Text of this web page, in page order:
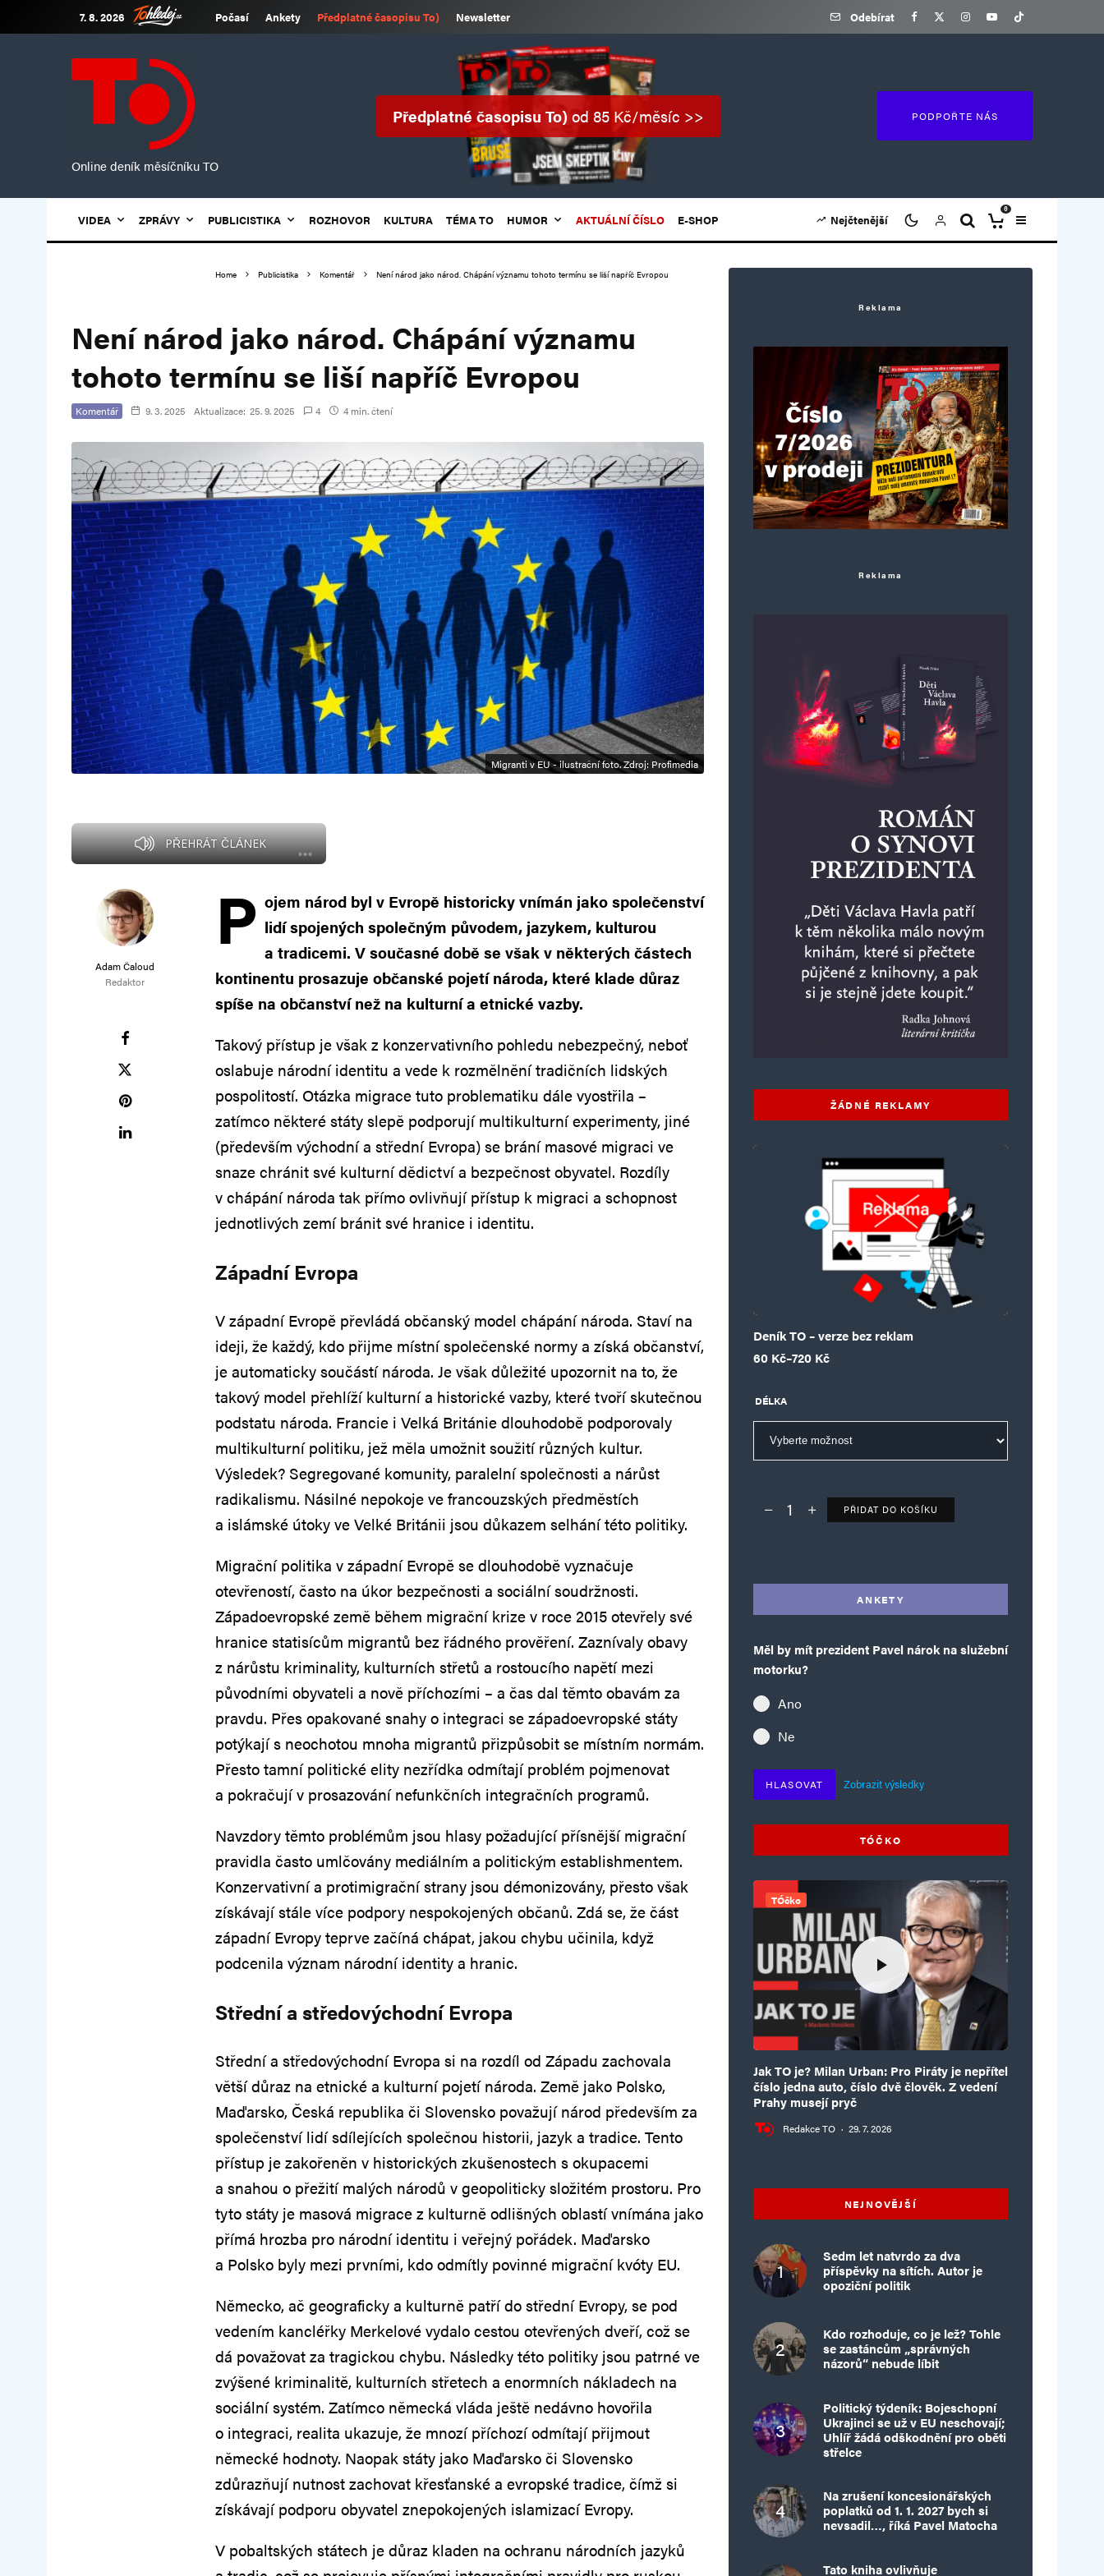
7. 8. 2026 Počasí Ankety Předplatné časopisu To) Newsletter Odebírat
Online deník měsíčníku TO
Předplatné časopisu To)od 85 Kč/měsíc >> PODPOŘTE NÁS
VIDEA ZPRÁVY PUBLICISTIKA ROZHOVOR KULTURA TÉMA TO HUMOR AKTUÁLNÍ ČÍSLO E-SHOP Nejčtenější
0
Home Publicistika Komentář Není národ jako národ. Chápání významu tohoto termínu se liší napříč Evropou
Není národ jako národ. Chápání významu
tohoto termínu se liší napříč Evropou
Komentář 9. 3. 2025 Aktualizace: 25. 9. 2025 4 4 min. čtení
Migranti v EU - ilustrační foto. Zdroj: Profimedia
PŘEHRÁT ČLÁNEK
Adam Čaloud
Redaktor
P ojem národ byl v Evropě historicky vnímán jako společenství
lidí spojených společným původem, jazykem, kulturou
a tradicemi. V současné době se však v některých částech
kontinentu prosazuje občanské pojetí národa, které klade důraz
spíše na občanství než na kulturní a etnické vazby.
Takový přístup je však z konzervativního pohledu nebezpečný, neboť
oslabuje národní identitu a vede k rozmělnění tradičních lidských
pospolitostí. Otázka migrace tuto problematiku dále vyostřila –
zatímco některé státy slepě podporují multikulturní experimenty, jiné
(především východní a střední Evropa) se brání masové migraci ve
snaze chránit své kulturní dědictví a bezpečnost obyvatel. Rozdíly
v chápání národa tak přímo ovlivňují přístup k migraci a schopnost
jednotlivých zemí bránit své hranice i identitu.
Západní Evropa
V západní Evropě převládá občanský model chápání národa. Staví na
ideji, že každý, kdo přijme místní společenské normy a získá občanství,
je automaticky součástí národa. Je však důležité upozornit na to, že
takový model přehlíží kulturní a historické vazby, které tvoří skutečnou
podstatu národa. Francie i Velká Británie dlouhodobě podporovaly
multikulturní politiku, jež měla umožnit soužití různých kultur.
Výsledek? Segregované komunity, paralelní společnosti a nárůst
radikalismu. Násilné nepokoje ve francouzských předměstích
a islámské útoky ve Velké Británii jsou důkazem selhání této politiky.
Migrační politika v západní Evropě se dlouhodobě vyznačuje
otevřeností, často na úkor bezpečnosti a sociální soudržnosti.
Západoevropské země během migrační krize v roce 2015 otevřely své
hranice statisícům migrantů bez řádného prověření. Zaznívaly obavy
z nárůstu kriminality, kulturních střetů a rostoucího napětí mezi
původními obyvateli a nově příchozími – a čas dal těmto obavám za
pravdu. Přes opakované snahy o integraci se západoevropské státy
potýkají s neochotou mnoha migrantů přizpůsobit se místním normám.
Přesto tamní politické elity nezřídka odmítají problém pojmenovat
a pokračují v prosazování nefunkčních integračních programů.
Navzdory těmto problémům jsou hlasy požadující přísnější migrační
pravidla často umlčovány mediálním a politickým establishmentem.
Konzervativní a protimigrační strany jsou démonizovány, přesto však
získávají stále více podpory nespokojených občanů. Zdá se, že část
západní Evropy teprve začíná chápat, jakou chybu učinila, když
podcenila význam národní identity a hranic.
Střední a středovýchodní Evropa
Střední a středovýchodní Evropa si na rozdíl od Západu zachovala
větší důraz na etnické a kulturní pojetí národa. Země jako Polsko,
Maďarsko, Česká republika či Slovensko považují národ především za
společenství lidí sdílejících společnou historii, jazyk a tradice. Tento
přístup je zakořeněn v historických zkušenostech s okupacemi
a snahou o přežití malých národů v geopoliticky složitém prostoru. Pro
tyto státy je masová migrace z kulturně odlišných oblastí vnímána jako
přímá hrozba pro národní identitu i veřejný pořádek. Maďarsko
a Polsko byly mezi prvními, kdo odmítly povinné migrační kvóty EU.
Německo, ač geograficky a kulturně patří do střední Evropy, se pod
vedením kancléřky Merkelové vydalo cestou otevřených dveří, což se
dá považovat za tragickou chybu. Následky této politiky jsou patrné ve
zvýšené kriminalitě, kulturních střetech a enormních nákladech na
sociální systém. Zatímco německá vláda ještě nedávno hovořila
o integraci, realita ukazuje, že mnozí příchozí odmítají přijmout
německé hodnoty. Naopak státy jako Maďarsko či Slovensko
zdůrazňují nutnost zachovat křesťanské a evropské tradice, čímž si
získávají podporu obyvatel znepokojených islamizací Evropy.
V pobaltských státech je důraz kladen na ochranu národních jazyků
Reklama
Reklama
ŽÁDNÉ REKLAMY
Deník TO – verze bez reklam
60 Kč–720 Kč
Rozpětí cen: 60 Kč až 720 Kč
DÉLKA
Deník TO – verze bez reklam množství
PŘIDAT DO KOŠÍKU
ANKETY
Měl by mít prezident Pavel nárok na služební
motorku?
Ano
Ne
HLASOVAT Zobrazit výsledky
TÓČKO
TÓčko
Jak TO je? Milan Urban: Pro Piráty je nepřítel
číslo jedna auto, číslo dvě člověk. Z vedení
Prahy musejí pryč
Redakce TO · 29. 7. 2026
NEJNOVĚJŠÍ
Sedm let natvrdo za dva
příspěvky na sítích. Autor je
opoziční politik
Kdo rozhoduje, co je lež? Tohle
se zastáncům „správných
názorů“ nebude líbit
Politický týdeník: Bojeschopní
Ukrajinci se už v EU neschovají;
Uhlíř žádá odškodnění pro oběti
střelce
Na zrušení koncesionářských
poplatků od 1. 1. 2027 bych si
nevsadil…, říká Pavel Matocha
Tato kniha ovlivňuje